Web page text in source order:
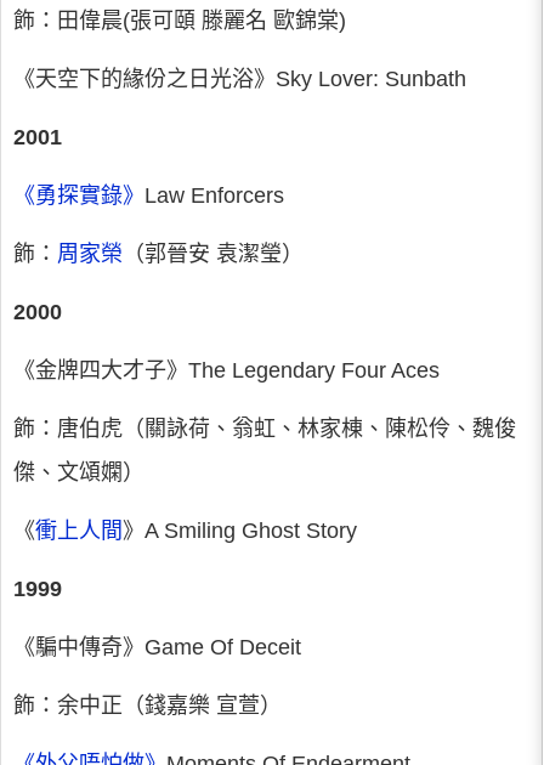
飾：田偉晨(張可頤 滕麗名 歐錦棠)
《天空下的緣份之日光浴》Sky Lover: Sunbath
2001
《勇探實錄》 Law Enforcers
飾： 周家榮 （郭晉安 袁潔瑩）
2000
《金牌四大才子》The Legendary Four Aces
飾：唐伯虎（關詠荷、翁虹、林家棟、陳松伶、魏俊
傑、文頌嫻）
《衝上人間》A Smiling Ghost Story
1999
《騙中傳奇》Game Of Deceit
飾：余中正（錢嘉樂 宣萱）